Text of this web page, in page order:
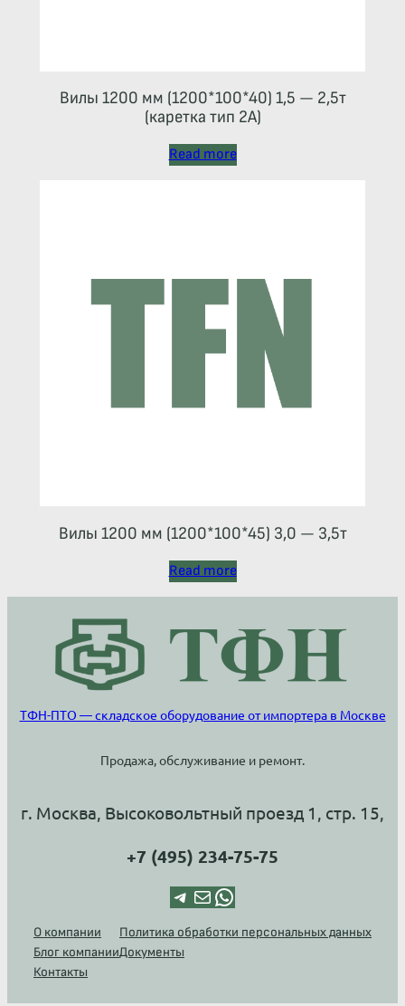
Вилы 1200 мм (1200*100*40) 1,5 — 2,5т
(каретка тип 2A)
Read more
Вилы 1200 мм (1200*100*45) 3,0 — 3,5т
Read more
ТФН-ПТО — складское оборудование от импортера в Москве
Продажа, обслуживание и ремонт.
г. Москва, Высоковольтный проезд 1, стр. 15,
+7 (495) 234-75-75
Telegram Почта WhatsApp
О компании
Блог компании
Контакты
Политика обработки персональных данных
Документы